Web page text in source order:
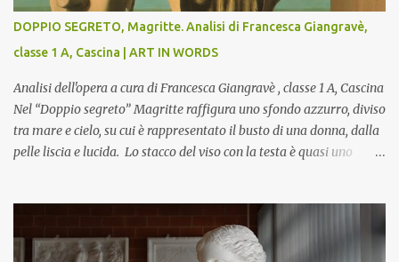
DOPPIO SEGRETO, Magritte. Analisi di Francesca Giangravè,
classe 1 A, Cascina | ART IN WORDS
Analisi dell'opera a cura di Francesca Giangravè , classe 1 A, Cascina
Nel “Doppio segreto” Magritte raffigura uno sfondo azzurro, diviso
tra mare e cielo, su cui è rappresentato il busto di una donna, dalla
pelle liscia e lucida. Lo stacco del viso con la testa è quasi uno
un motivo che Magritte propone frequentemente nelle sue opere,
che in questo caso assumono un aspetto minaccioso, come se si
trattasse di un qualcosa di malinconico, sia per il colore che per la